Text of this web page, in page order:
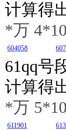
计算得
*万 4
604058
61qq号
计算得
*万 5
611901